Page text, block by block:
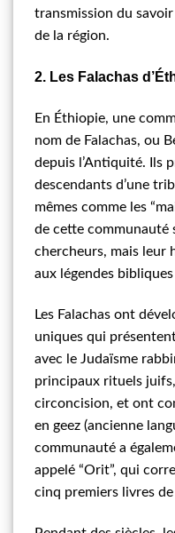
transmission du
de la région.
2. Les Falachas
En Éthiopie, une
nom de Falachas, ou
depuis l’Antiquité. Ils
descendants d’une
mêmes comme les
de cette communauté
chercheurs, mais leur
aux légendes
Les Falachas ont
uniques qui
avec le Judaïsme
principaux rituels
circoncision, et ont
en geez (ancienne
communauté a
appelé “Orit”, qui
cinq premiers livres